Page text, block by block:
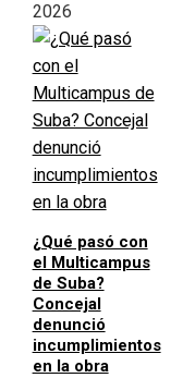
2026
¿Qué pasó con
el Multicampus
de Suba?
Concejal
denunció
incumplimientos
en la obra